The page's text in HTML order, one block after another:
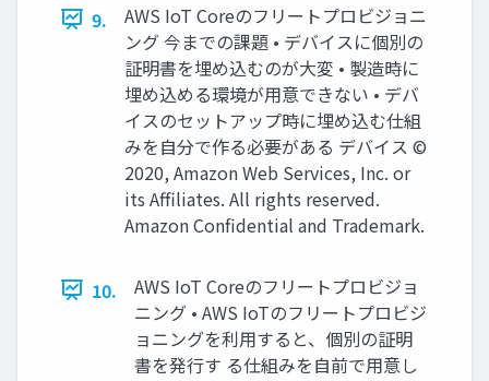
9.
AWS IoT Coreのフリートプロビジョニ
ング 今までの課題 • デバイスに個別の
証明書を埋め込むのが⼤変 • 製造時に
埋め込める環境が⽤意できない • デバ
イスのセットアップ時に埋め込む仕組
みを⾃分で作る必要がある デバイス ©
2020, Amazon Web Services, Inc. or
its Affiliates. All rights reserved.
Amazon Confidential and Trademark.
10.
AWS IoT Coreのフリートプロビジョ
ニング • AWS IoTのフリートプロビジ
ョニングを利⽤すると、個別の証明
書を発⾏す る仕組みを⾃前で⽤意し